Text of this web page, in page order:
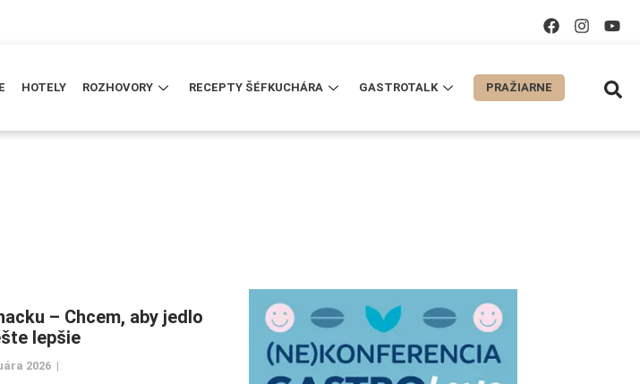
HOTELY ROZHOVORY RECEPTY ŠÉFKUCHÁRA GASTROTALK PRAŽIARNE
– Chcem, aby jedlo
lepšie
2026